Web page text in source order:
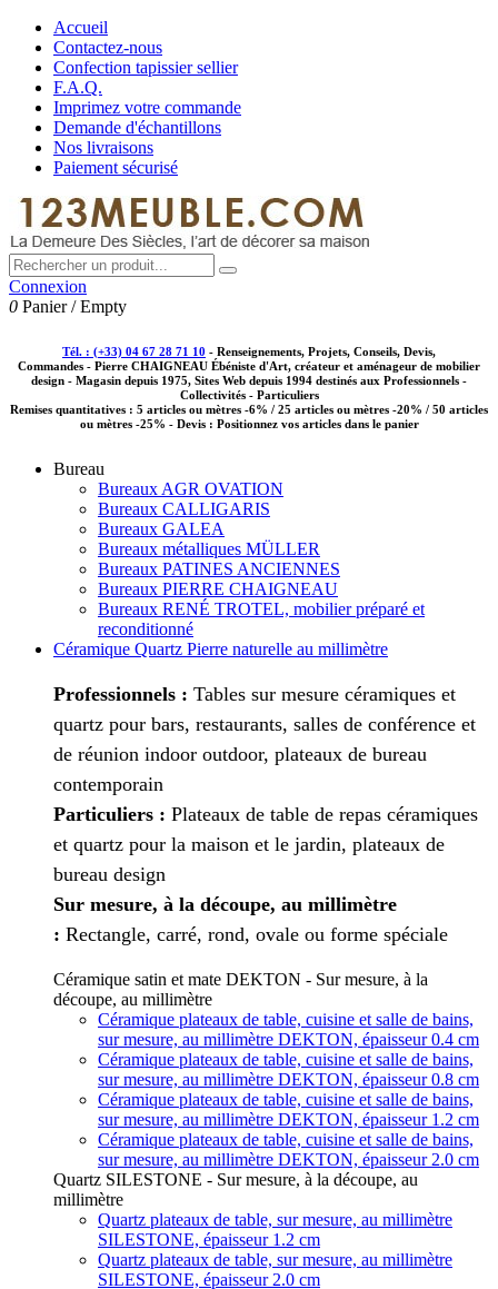
Accueil
Contactez-nous
Confection tapissier sellier
F.A.Q.
Imprimez votre commande
Demande d'échantillons
Nos livraisons
Paiement sécurisé
Connexion
0 Panier /Empty
Tél. : (+33) 04 67 28 71 10 - Renseignements, Projets, Conseils, Devis,
Commandes - Pierre CHAIGNEAU Ébéniste d'Art, créateur et aménageur de mobilier
design - Magasin depuis 1975, Sites Web depuis 1994 destinés aux Professionnels -
Collectivités - Particuliers
Remises quantitatives : 5 articles ou mètres -6% / 25 articles ou mètres -20% / 50 articles
ou mètres -25% - Devis : Positionnez vos articles dans le panier
Bureau
Bureaux AGR OVATION
Bureaux CALLIGARIS
Bureaux GALEA
Bureaux métalliques MÜLLER
Bureaux PATINES ANCIENNES
Bureaux PIERRE CHAIGNEAU
Bureaux RENÉ TROTEL, mobilier préparé et
reconditionné
Céramique Quartz Pierre naturelle au millimètre
Professionnels : Tables sur mesure céramiques et
quartz pour bars, restaurants, salles de conférence et
de réunion indoor outdoor, plateaux de bureau
contemporain
Particuliers : Plateaux de table de repas céramiques
et quartz pour la maison et le jardin, plateaux de
bureau design
Sur mesure, à la découpe, au millimètre
: Rectangle, carré, rond, ovale ou forme spéciale
Céramique satin et mate DEKTON - Sur mesure, à la
découpe, au millimètre
Céramique plateaux de table, cuisine et salle de bains,
sur mesure, au millimètre DEKTON, épaisseur 0.4 cm
Céramique plateaux de table, cuisine et salle de bains,
sur mesure, au millimètre DEKTON, épaisseur 0.8 cm
Céramique plateaux de table, cuisine et salle de bains,
sur mesure, au millimètre DEKTON, épaisseur 1.2 cm
Céramique plateaux de table, cuisine et salle de bains,
sur mesure, au millimètre DEKTON, épaisseur 2.0 cm
Quartz SILESTONE - Sur mesure, à la découpe, au
millimètre
Quartz plateaux de table, sur mesure, au millimètre
SILESTONE, épaisseur 1.2 cm
Quartz plateaux de table, sur mesure, au millimètre
SILESTONE, épaisseur 2.0 cm